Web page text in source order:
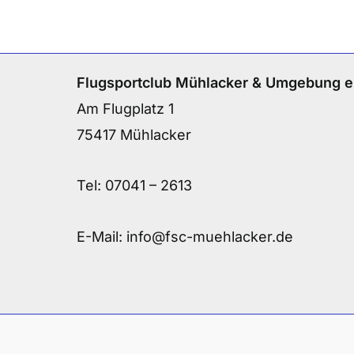
Flugsportclub Mühlacker & Umgebung
Am Flugplatz 1
75417 Mühlacker
Tel: 07041 – 2613
E-Mail: info@fsc-muehlacker.de